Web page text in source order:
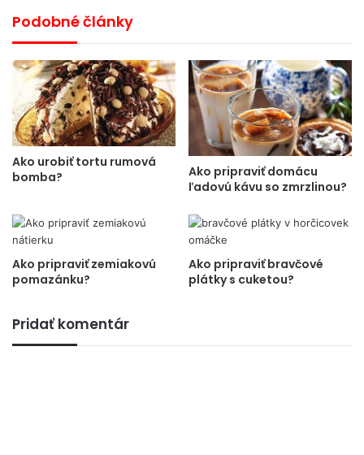
Podobné články
Ako urobiť tortu rumová
bomba?
Ako pripraviť domácu
ľadovú kávu so zmrzlinou?
Ako pripraviť zemiakovú
pomazánku?
Ako pripraviť bravčové
plátky s cuketou?
Pridať komentár